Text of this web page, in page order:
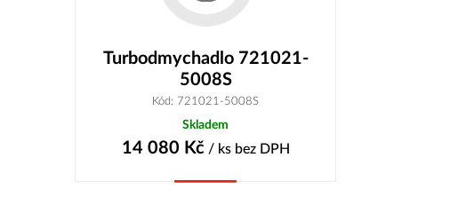
Turbodmychadlo 721021-
5008S
Kód: 721021-5008S
Skladem
14 080 Kč/ ks bez DPH